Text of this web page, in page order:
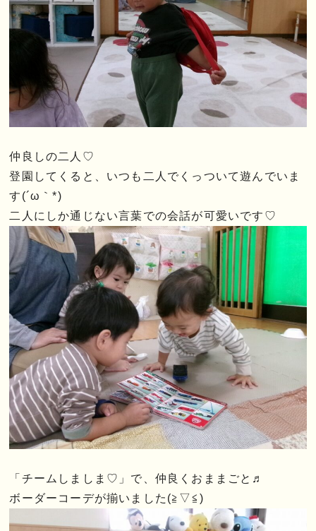
仲良しの二人♡
登園してくると、いつも二人でくっついて遊んでいま
す(´ω｀*)
二人にしか通じない言葉での会話が可愛いです♡
「チームしましま♡」で、仲良くおままごと♬
ボーダーコーデが揃いました(≧▽≦)